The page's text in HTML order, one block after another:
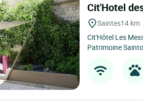
Cit'Hotel
Saintes14 km
Cit'Hôtel Les
Patrimoine